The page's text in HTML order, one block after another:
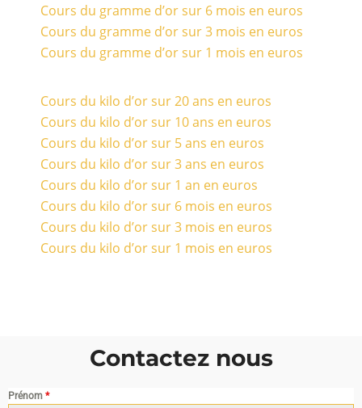
Cours du gramme d’or sur 6 mois en euros
Cours du gramme d’or sur 3 mois en euros
Cours du gramme d’or sur 1 mois en euros
Cours du kilo d’or sur 20 ans en euros
Cours du kilo d’or sur 10 ans en euros
Cours du kilo d’or sur 5 ans en euros
Cours du kilo d’or sur 3 ans en euros
Cours du kilo d’or sur 1 an en euros
Cours du kilo d’or sur 6 mois en euros
Cours du kilo d’or sur 3 mois en euros
Cours du kilo d’or sur 1 mois en euros
Contactez nous
Prénom *